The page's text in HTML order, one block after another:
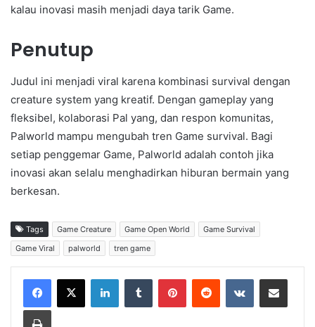
kalau inovasi masih menjadi daya tarik Game.
Penutup
Judul ini menjadi viral karena kombinasi survival dengan
creature system yang kreatif. Dengan gameplay yang
fleksibel, kolaborasi Pal yang, dan respon komunitas,
Palworld mampu mengubah tren Game survival. Bagi
setiap penggemar Game, Palworld adalah contoh jika
inovasi akan selalu menghadirkan hiburan bermain yang
berkesan.
Tags Game Creature Game Open World
Game Survival
Game Viral
palworld tren game